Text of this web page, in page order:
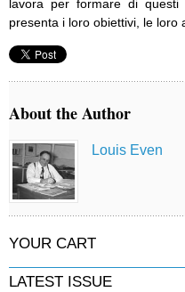
lavora per formare di questi
presenta i loro obiettivi, le loro
About the Author
Louis Even
YOUR CART
LATEST ISSUE